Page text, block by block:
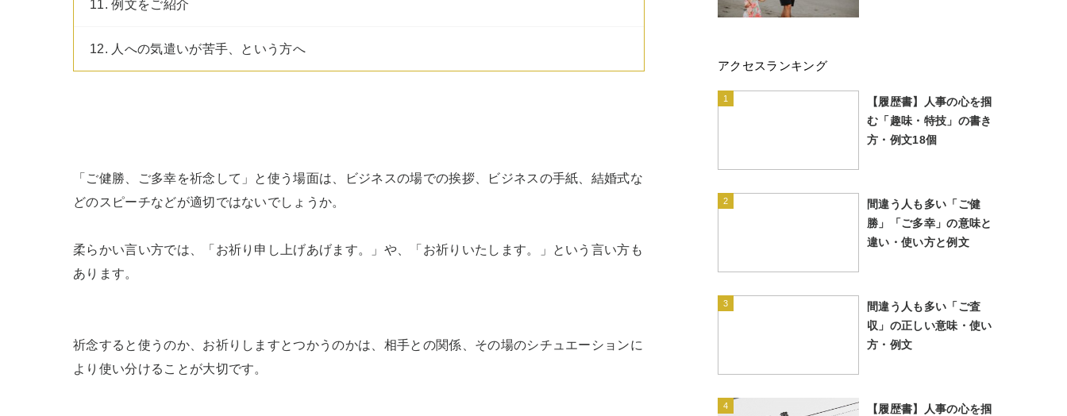
11. 例文をご紹介
12. 人への気遣いが苦手、という方へ
「ご健勝、ご多幸を祈念して」と使う場面は、ビジネスの場での挨拶、ビジネスの手紙、結婚式な
どのスピーチなどが適切ではないでしょうか。
柔らかい言い方では、「お祈り申し上げあげます。」や、「お祈りいたします。」という言い方も
あります。
祈念すると使うのか、お祈りしますとつかうのかは、相手との関係、その場のシチュエーションに
より使い分けることが大切です。
アクセスランキング
1
【履歴書】人事の心を掴
む「趣味・特技」の書き
方・例文18個
2
間違う人も多い「ご健
勝」「ご多幸」の意味と
違い・使い方と例文
3
間違う人も多い「ご査
収」の正しい意味・使い
方・例文
4
【履歴書】人事の心を掴